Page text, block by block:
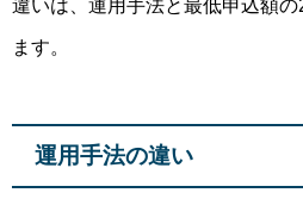
違いは、運用手法と最低申込額の
ます。
運用手法の違い